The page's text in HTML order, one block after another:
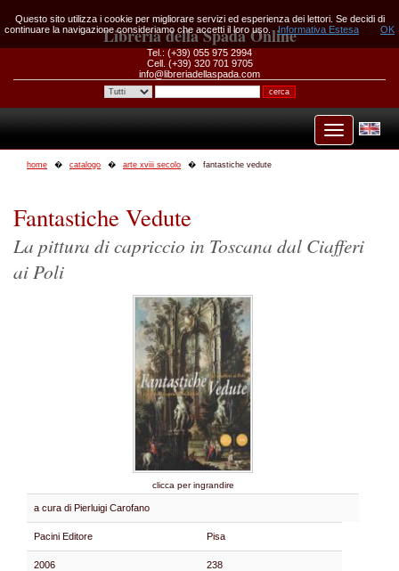
Libreria della Spada Online
Tel.: (+39) 055 975 2994
Cell. (+39) 320 701 9705
info@libreriadellaspada.com
home catalogo arte xviii secolo fantastiche vedute
Fantastiche Vedute
La pittura di capriccio in Toscana dal Ciafferi
ai Poli
clicca per ingrandire
a cura di Pierluigi Carofano
Pacini Editore Pisa
2006 238
Questo sito utilizza i cookie per migliorare servizi ed esperienza dei lettori. Se decidi di
continuare la navigazione consideriamo che accetti il loro uso.
Informativa Estesa OK